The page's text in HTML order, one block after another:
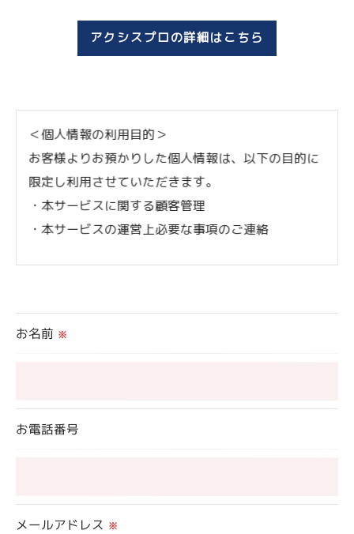
アクシスプロの詳細はこちら
＜個人情報の利用目的＞
お客様よりお預かりした個人情報は、以下の目的に
限定し利用させていただきます。
・本サービスに関する顧客管理
・本サービスの運営上必要な事項のご連絡
られた場合を除き、
お名前 ※
お電話番号
メールアドレス ※